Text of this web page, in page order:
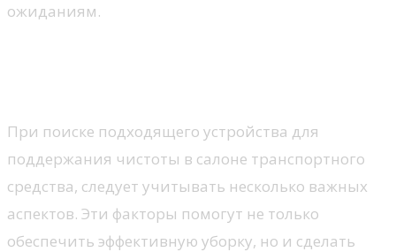
ожиданиям.
При поиске подходящего устройства для
поддержания чистоты в салоне транспортного
средства, следует учитывать несколько важных
аспектов. Эти факторы помогут не только
обеспечить эффективную уборку, но и сделать